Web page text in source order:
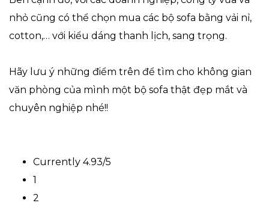
nhỏ cũng có thể chọn mua các bộ sofa bằng vải nỉ,
cotton,… với kiểu dáng thanh lịch, sang trọng.
Hãy lưu ý những điểm trên để tìm cho không gian
văn phòng của mình một bộ sofa thật đẹp mắt và
chuyên nghiệp nhé!!
Currently 4.93/5
1
2